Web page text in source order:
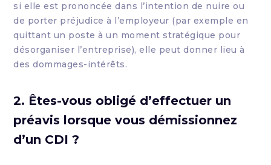
si elle est prononcée dans l’intention de nuire ou
de porter préjudice à l’employeur (par exemple en
quittant un poste à un moment stratégique pour
désorganiser l’entreprise), elle peut donner lieu à
des dommages-intérêts.
2. Êtes-vous obligé d’effectuer un
préavis lorsque vous démissionnez
d’un CDI ?